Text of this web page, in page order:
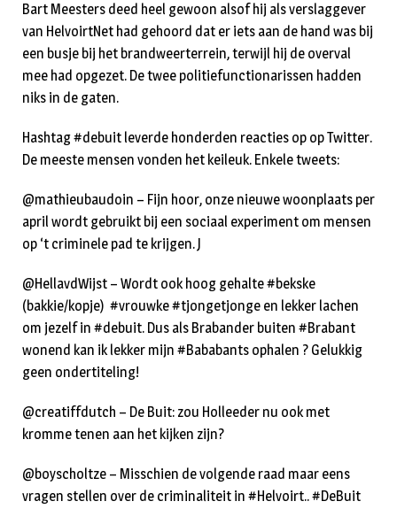
Bart Meesters deed heel gewoon alsof hij als verslaggever
van HelvoirtNet had gehoord dat er iets aan de hand was bij
een busje bij het brandweerterrein, terwijl hij de overval
mee had opgezet. De twee politiefunctionarissen hadden
niks in de gaten.
Hashtag #debuit leverde honderden reacties op op Twitter.
De meeste mensen vonden het keileuk. Enkele tweets:
@mathieubaudoin – Fijn hoor, onze nieuwe woonplaats per
april wordt gebruikt bij een sociaal experiment om mensen
op ‘t criminele pad te krijgen. J
@HellavdWijst – Wordt ook hoog gehalte #bekske
(bakkie/kopje) #vrouwke #tjongetjonge en lekker lachen
om jezelf in #debuit. Dus als Brabander buiten #Brabant
wonend kan ik lekker mijn #Bababants ophalen ? Gelukkig
geen ondertiteling!
@creatiffdutch – De Buit: zou Holleeder nu ook met
kromme tenen aan het kijken zijn?
@boyscholtze – Misschien de volgende raad maar eens
vragen stellen over de criminaliteit in #Helvoirt.. #DeBuit